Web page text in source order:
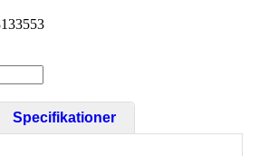
Specifikationer